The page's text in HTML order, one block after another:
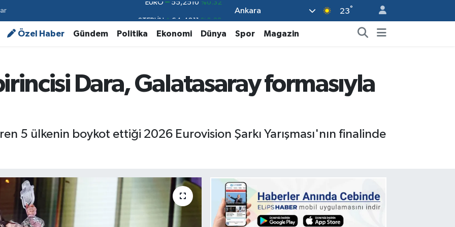
GRAM ALTIN 6660.55 %0.03
DOLAR 47,7436 %0.18
Ankara 23°
Özel Haber Gündem Politika Ekonomi Dünya Spor Magazin
Dara, Galatasaray formasıyla
5 ülkenin boykot ettiği 2026 Eurovision Şarkı Yarışması'nın finalinde